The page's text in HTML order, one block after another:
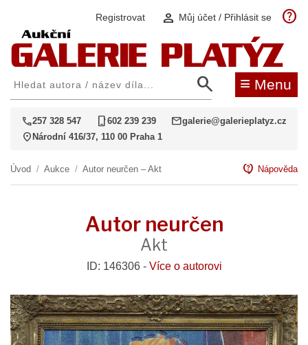
Registrovat person Můj účet / Přihlásit se help
search ≡ Menu
call257 328 547 phone_iphone602 239 239 mailgalerie@galerieplatyz.cz
location_on Národní 416/37, 110 00 Praha 1
Úvod / Aukce / Autor neurčen – Akt contact_support Nápověda
Autor neurčen
Akt
ID: 146306 - Více o autorovi